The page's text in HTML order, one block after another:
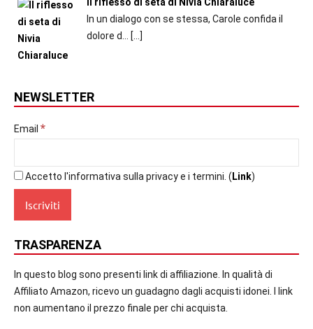
In un dialogo con se stessa, Carole confida il
dolore d...
[…]
NEWSLETTER
Email *
Accetto l'informativa sulla privacy e i termini. ( Link)
TRASPARENZA
In questo blog sono presenti link di affiliazione. In qualità di
Affiliato Amazon, ricevo un guadagno dagli acquisti idonei. I link
non aumentano il prezzo finale per chi acquista.